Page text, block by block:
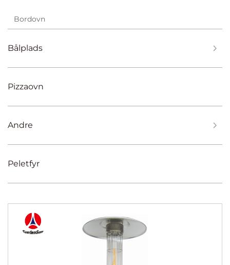
Bordovn
Bålplads
Pizzaovn
Andre
Peletfyr